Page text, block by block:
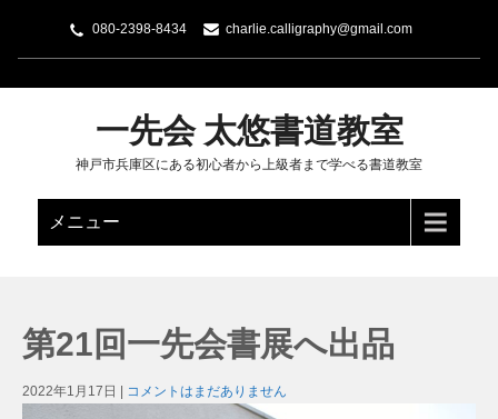
080-2398-8434 charlie.calligraphy@gmail.com
一先会 太悠書道教室
神戸市兵庫区にある初心者から上級者まで学べる書道教室
メニュー
第21回一先会書展へ出品
2022年1月17日 コメントはまだありません